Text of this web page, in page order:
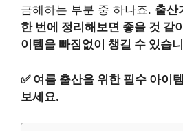
금해하는 부분 중 하나죠. 출산
한 번에 정리해보면 좋을 것 같
이템을 빠짐없이 챙길 수 있습
✅ 여름 출산을 위한 필수 아이
보세요.